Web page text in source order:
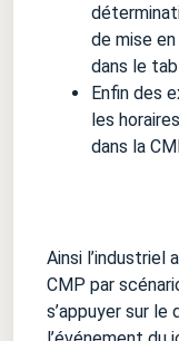
de mise
dans le
Enfin des
les
dans la
Ainsi l’industriel
CMP par
s’appuyer sur